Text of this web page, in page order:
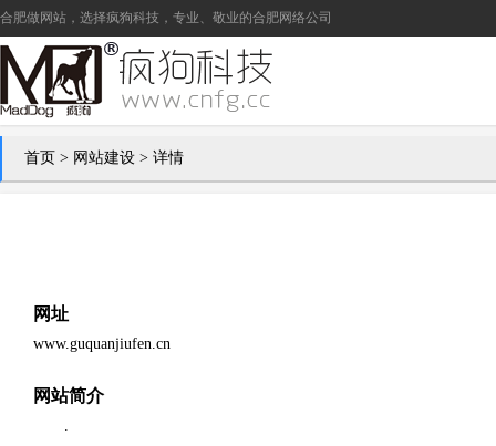
合肥做网站 ，选择疯狗科技，专业、敬业的合肥网络公司
首页 > 网站建设 > 详情
网址
www.guquanjiufen.cn
网站简介
.